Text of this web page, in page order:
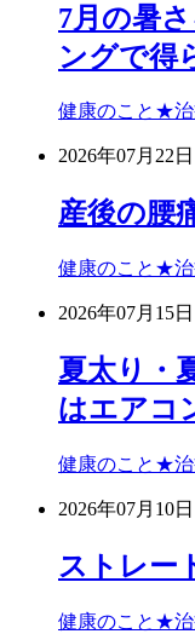
7月の暑
ングで得
健康のこと★治
2026年07月22日
産後の腰
健康のこと★治
2026年07月15日
夏太り・
はエアコ
健康のこと★治
2026年07月10日
ストレー
健康のこと★治